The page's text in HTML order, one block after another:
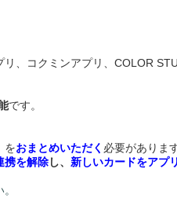
、コクミンアプリ、COLOR
です。
をおまとめいただく 必要があります
携を解除し、 新しいカードをアプ